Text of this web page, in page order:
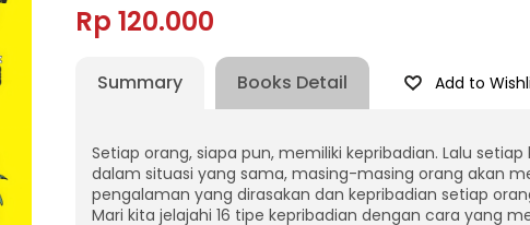
Rp 120.000
Summary Books Detail Add to
Setiap orang, siapa pun, memiliki kepribadian. Lalu
dalam situasi yang sama, masing-masing orang akan
pengalaman yang dirasakan dan kepribadian setiap
Mari kita jelajahi 16 tipe kepribadian dengan cara yang